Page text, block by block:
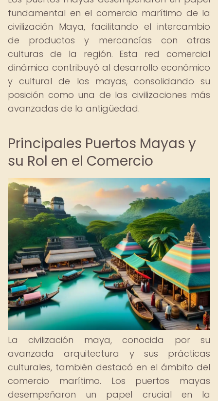
fundamental en el comercio marítimo de la
civilización Maya, facilitando el intercambio
de productos y mercancías con otras
culturas de la región. Esta red comercial
dinámica contribuyó al desarrollo económico
y cultural de los mayas, consolidando su
posición como una de las civilizaciones más
avanzadas de la antigüedad.
Principales Puertos Mayas y
su Rol en el Comercio
La civilización maya, conocida por su
avanzada arquitectura y sus prácticas
culturales, también destacó en el ámbito del
comercio marítimo. Los puertos mayas
desempeñaron un papel crucial en la